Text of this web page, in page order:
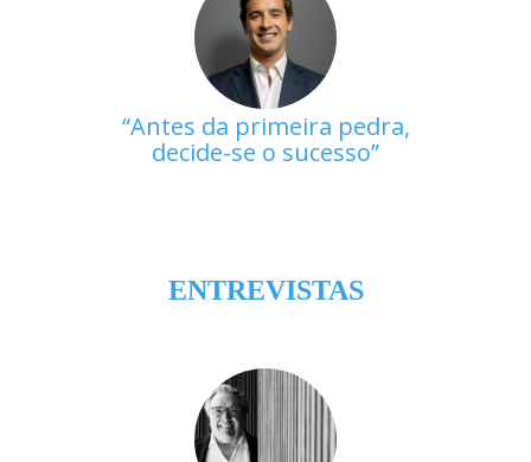
Antes da primeira pedra,
decide-se o sucesso
ENTREVISTAS